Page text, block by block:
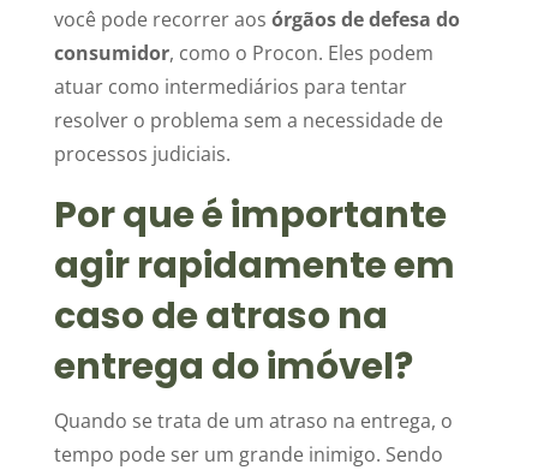
você pode recorrer aos órgãos de defesa do
consumidor, como o Procon. Eles podem
atuar como intermediários para tentar
resolver o problema sem a necessidade de
processos judiciais.
Por que é importante
agir rapidamente em
caso de atraso na
entrega do imóvel?
Quando se trata de um atraso na entrega, o
tempo pode ser um grande inimigo. Sendo